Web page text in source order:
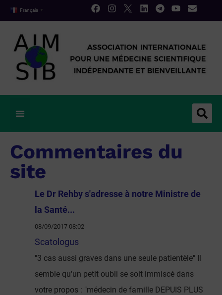
Français ▼
Commentaires du
site
Le Dr Rehby s'adresse à notre Ministre de
la Santé...
08/09/2017 08:02
Scatologus
"3 cas aussi graves dans une seule patientèle" Il
semble qu'un petit oubli se soit immiscé dans
votre propos : "médecin de famille DEPUIS PLUS